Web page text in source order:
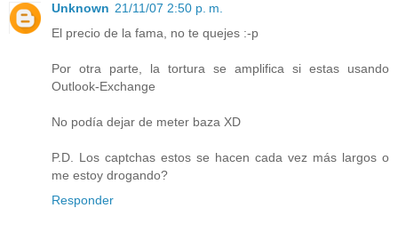
Unknown 21/11/07 2:50 p. m.
El precio de la fama, no te quejes :-p
Por otra parte, la tortura se amplifica si estas usando
Outlook-Exchange
No podía dejar de meter baza XD
P.D. Los captchas estos se hacen cada vez más largos o
me estoy drogando?
Responder